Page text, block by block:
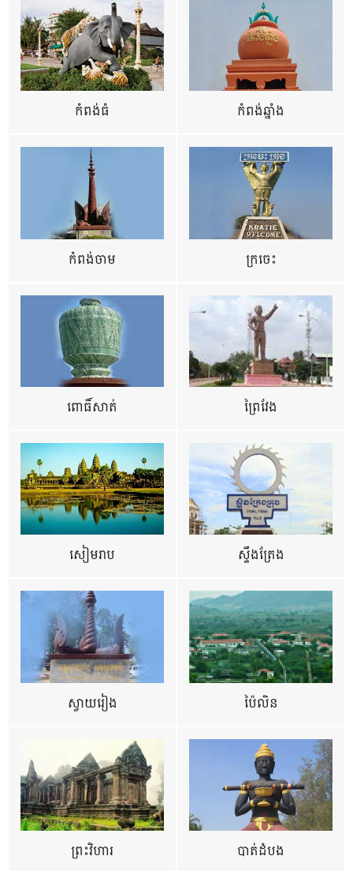
កំពង់ធំ កំពង់ឆ្នាំង
កំពង់ចាម ក្រចេះ
ពោធិ៍សាត់ ព្រៃវែង
សៀមរាប ស្ទឹងត្រែង
ស្វាយរៀង ប៉ៃលិន
ព្រះវិហារ បាត់ដំបង